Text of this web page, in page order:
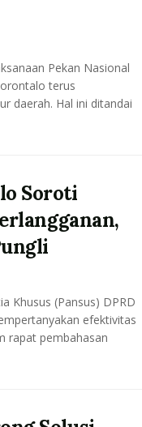
Pekan Nasional
terus
daerah. Hal ini ditandai
Soroti
Khusus (Pansus) DPRD
efektivitas
rapat pembahasan